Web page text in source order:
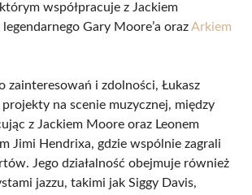
współpracuje z Jackiem
legendarnego Gary Moore’a orazArkiem
zainteresowań i zdolności, Łukasz
projekty na scenie muzycznej, między
z Jackiem Moore oraz Leonem
Jimi Hendrixa, gdzie wspólnie zagrali
Jego działalność obejmuje również
jazzu, takimi jak Siggy Davis,